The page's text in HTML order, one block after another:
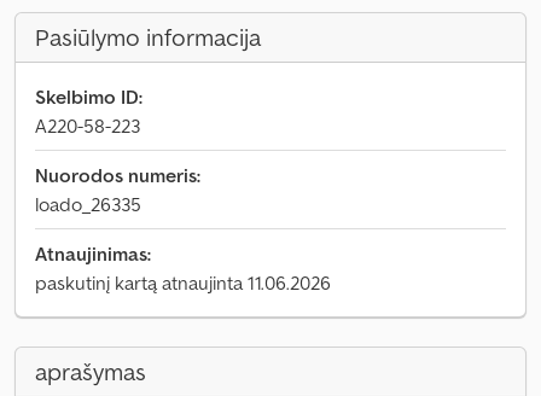
Pasiūlymo informacija
Skelbimo ID:
A220-58-223
Nuorodos numeris:
loado_26335
Atnaujinimas:
paskutinį kartą atnaujinta 11.06.2026
aprašymas